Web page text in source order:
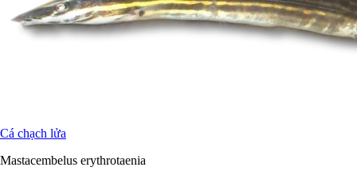
Cá chạch lửa
Mastacembelus erythrotaenia